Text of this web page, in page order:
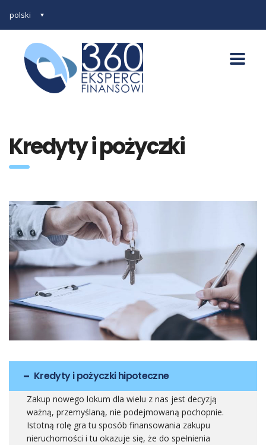
polski
Kredyty i pożyczki
Kredyty i pożyczki hipoteczne
Zakup nowego lokum dla wielu z nas jest decyzją
ważną, przemyślaną, nie podejmowaną pochopnie.
Istotną rolę gra tu sposób finansowania zakupu
nieruchomości i tu okazuje się, że do spełnienia